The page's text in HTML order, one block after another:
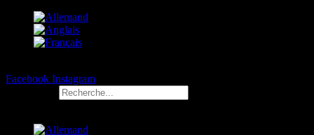
Facebook Instagram